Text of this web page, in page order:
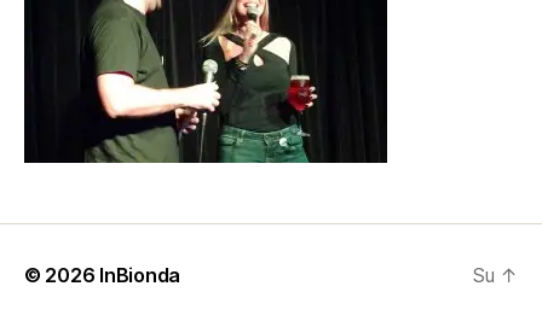
© 2026 InBionda Su ↑